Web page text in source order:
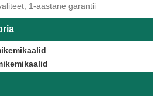
1-aastane garantii